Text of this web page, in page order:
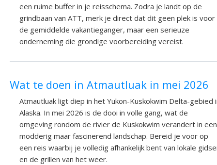
een ruime buffer in je reisschema. Zodra je landt op de
grindbaan van ATT, merk je direct dat dit geen plek is voor
de gemiddelde vakantieganger, maar een serieuze
onderneming die grondige voorbereiding vereist.
Wat te doen in Atmautluak in mei 2026
Atmautluak ligt diep in het Yukon-Kuskokwim Delta-gebied
Alaska. In mei 2026 is de dooi in volle gang, wat de
omgeving rondom de rivier de Kuskokwim verandert in een
modderig maar fascinerend landschap. Bereid je voor op
een reis waarbij je volledig afhankelijk bent van lokale
en de grillen van het weer.